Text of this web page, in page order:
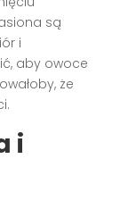
są
i
aby owoce
że
i